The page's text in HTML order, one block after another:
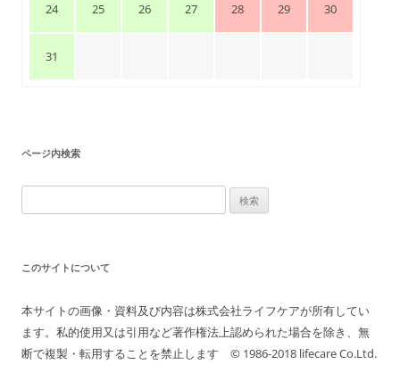
24 25 26 27 28 29 30
31
ページ内検索
索:
このサイトについて
本サイトの画像・資料及び内容は株式会社ライフケアが所有してい
ます。私的使用又は引用など著作権法上認められた場合を除き、無
断で複製・転用することを禁止します © 1986-2018 lifecare Co.Ltd.